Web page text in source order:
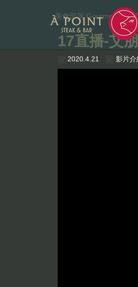
美食部落 Gourmet Tribe
17直播-艾
2020.4.21 影片